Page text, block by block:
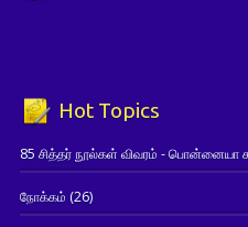
Hot Topics
85 சித்தர் நூல்கள் விவரம் - பொன்னையா
நோக்கம் (26)